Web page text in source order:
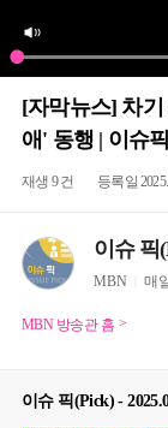
[자막뉴스] 차
애' 동행 | 이슈픽
재생 9 건 등록일
이슈 픽
MBN 매
MBN 방송관 홈
이슈 픽(Pick) -